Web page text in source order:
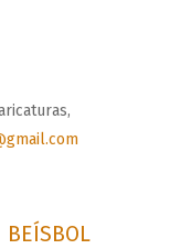
BEÍSBOL